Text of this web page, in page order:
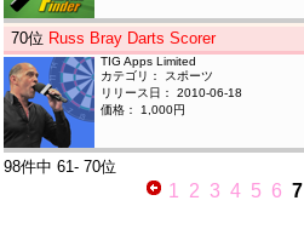
70位 Russ Bray Darts Scorer
TIG Apps Limited
カテゴリ： スポーツ
リリース日： 2010-06-18
価格： 1,000円
98件中 61- 70位
1 2 3 4 5 6 7